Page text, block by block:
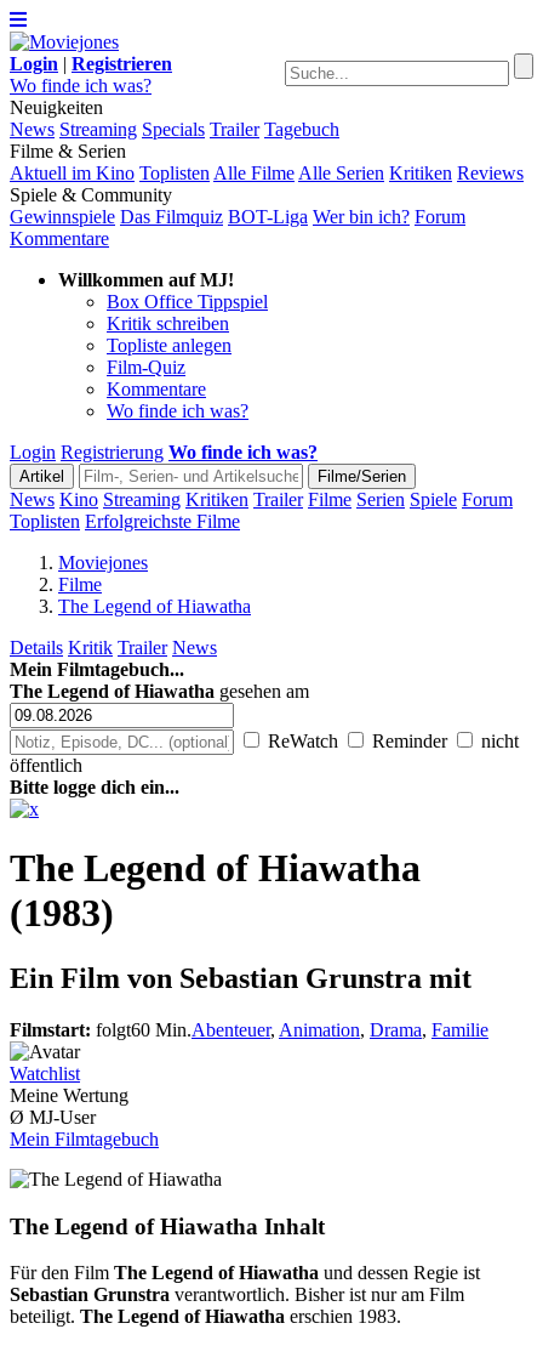
Login | Registrieren
Wo finde ich was?
Neuigkeiten
News Streaming Specials Trailer Tagebuch
Filme & Serien
Aktuell im Kino Toplisten Alle Filme Alle Serien Kritiken Reviews
Spiele & Community
Gewinnspiele Das Filmquiz BOT-Liga Wer bin ich? Forum
Kommentare
Willkommen auf MJ!
Box Office Tippspiel
Kritik schreiben
Topliste anlegen
Film-Quiz
Kommentare
Wo finde ich was?
Login Registrierung Wo finde ich was?
News Kino Streaming Kritiken Trailer Filme Serien Spiele Forum
Toplisten Erfolgreichste Filme
Moviejones
Filme
The Legend of Hiawatha
Details Kritik Trailer News
Mein Filmtagebuch...
The Legend of Hiawatha gesehen am
ReWatch Reminder
nicht
öffentlich
Bitte logge dich ein...
The Legend of Hiawatha
(1983)
Ein Film von Sebastian Grunstra mit
Filmstart: folgt60 Min.Abenteuer, Animation, Drama, Familie
Watchlist
Meine Wertung
Ø MJ-User
Mein Filmtagebuch
The Legend of Hiawatha Inhalt
Für den Film The Legend of Hiawatha und dessen Regie ist
Sebastian Grunstra verantwortlich. Bisher ist nuram Film
beteiligt. The Legend of Hiawatha erschien 1983.